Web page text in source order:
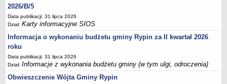
PRAWO LOKALNE
Statut
Strategia rozwoju
Uchwały
Projekty uchwał
Protokoły
Imienne wykazy głosowań radnych
2026/B/5
Data publikacji: 31 lipca 2026
Dział:Karty informacyjne SIOS
Informacja o wykonaniu budżetu gminy Rypin za II kwartał 2026
roku
Data publikacji: 31 lipca 2026
Dział:Informacje z wykonania budżetu gminy (w tym ulgi, odroczenia)
Obwieszczenie Wójta Gminy Rypin